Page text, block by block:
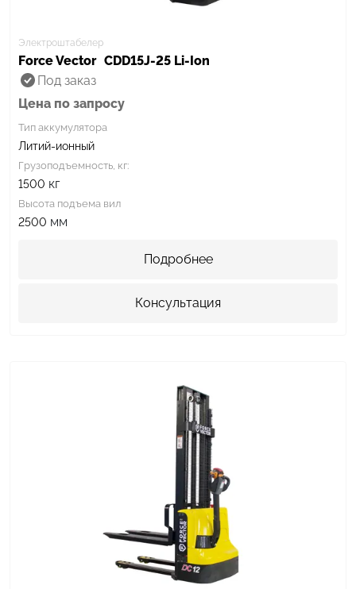
Электроштабелер
Force Vector CDD15J-25 Li-Ion
Под заказ
Цена по запросу
Тип аккумулятора
Литий-ионный
Грузоподъемность, кг:
1500 кг
Высота подъема вил
2500 мм
Подробнее
Консультация